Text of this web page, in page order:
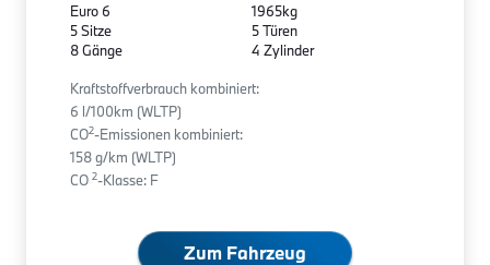
Euro 6
5 Sitze
8 Gänge
1965kg
5 Türen
4 Zylinder
Kraftstoffverbrauch kombiniert:
6 l/100km (WLTP)
CO2-Emissionen kombiniert:
158 g/km (WLTP)
CO 2-Klasse: F
Zum Fahrzeug